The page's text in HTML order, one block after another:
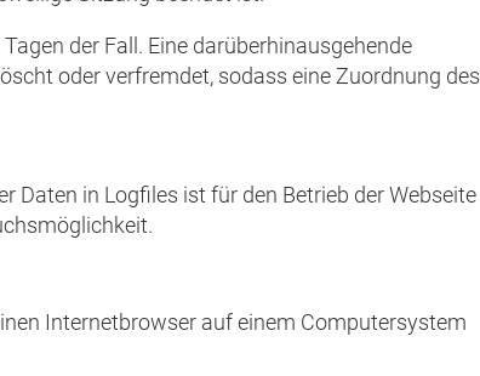
der Fall. Eine darüberhinausgehende
oder verfremdet, sodass eine Zuordnung des
Daten in Logfiles ist für den Betrieb der Webseite
Internetbrowser auf einem Computersystem